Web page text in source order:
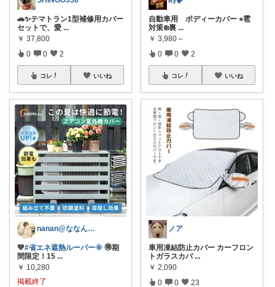
🚗✨テマトラン1型補修用カバー
セットで、愛 ...
￥ 37,800
0 0 2
コレ いいね
nanan@ななんぶろぐ。☕️🌿‬
💚#省エネ遮熱ルーバー🌞 🉐期
間限定！15 ...
￥ 10,280
掲載終了
自動車用 ボディーカバー ⭐︎雹
対策❄️裏 ...
￥ 3,980～
0 0 2
コレ いいね
ノア
車用凍結防止カバー カーフロン
トガラスカバ ...
￥ 2,090
0 0 23